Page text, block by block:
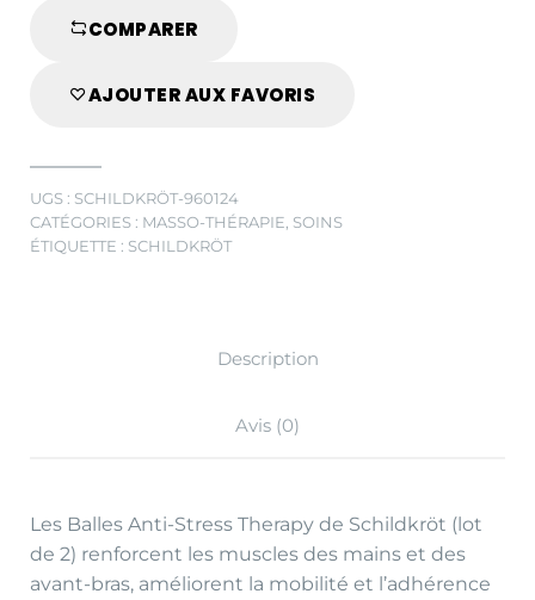
COMPARER
AJOUTER AUX FAVORIS
UGS : SCHILDKRÖT-960124
CATÉGORIES : MASSO-THÉRAPIE SOINS
ÉTIQUETTE : SCHILDKRÖT
Description
Avis (0)
Les Balles Anti-Stress Therapy de Schildkröt (lot
de 2) renforcent les muscles des mains et des
avant-bras, améliorent la mobilité et l’adhérence